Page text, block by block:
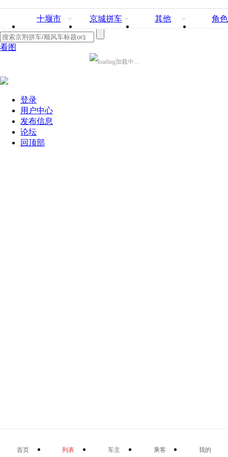
十堰市 京城拼车 其他 角色
看图
加载中...
登录
用户中心
发布信息
论坛
回顶部
首页 列表 车主 乘客 我的